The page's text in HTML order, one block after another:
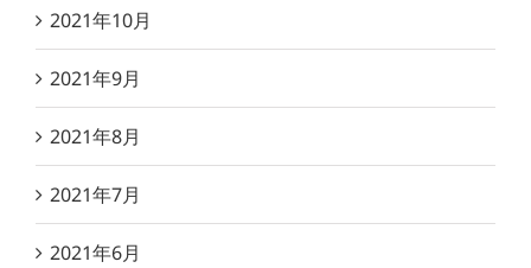
2021年10月
2021年9月
2021年8月
2021年7月
2021年6月